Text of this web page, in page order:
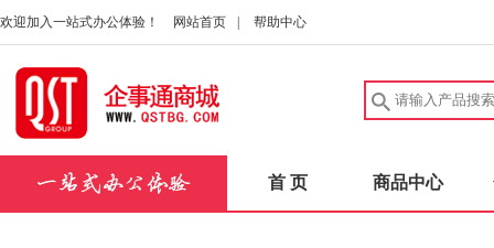
欢迎加入一站式办公体验！ 网站首页 帮助中心
首 页 商品中心